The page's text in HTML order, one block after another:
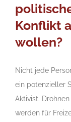
Konflikt
wollen?
Nicht jede
ein potenzieller
Aktivist.
werden für